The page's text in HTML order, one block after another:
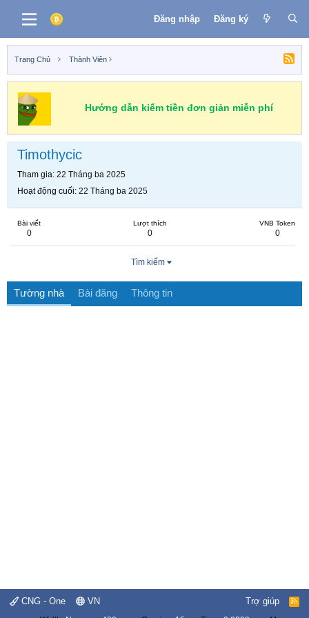
Đăng nhập Đăng ký
Trang Chủ Thành Viên
Hướng dẫn kiếm tiền đơn giản miễn phí
Timothycic
Tham gia 22 Tháng ba 2025
Hoạt động cuối 22 Tháng ba 2025
Bài viết
0
Lượt thích
0
VNB Token
0
Tìm kiếm
Tường nhà Bài đăng Thông tin
CNG - One VN Trợ giúp
R